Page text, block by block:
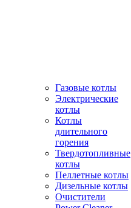
Газовые котлы
Электрические
котлы
Котлы
длительного
горения
Твердотопливные
котлы
Пеллетные котлы
Дизельные котлы
Очистители